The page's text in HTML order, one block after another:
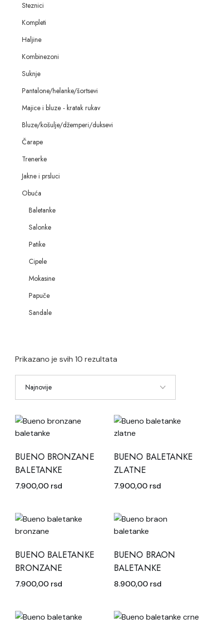
Prikazano je svih 10 rezultata
BUENO BRONZANE
BALETANKE
7.900,00 rsd
BUENO BALETANKE
ZLATNE
7.900,00 rsd
BUENO BALETANKE
BRONZANE
7.900,00 rsd
BUENO BRAON
BALETANKE
8.900,00 rsd
Steznici
Kompleti
Haljine
Kombinezoni
Suknje
Pantalone/helanke/šortsevi
Majice i bluze - kratak rukav
Bluze/košulje/džemperi/duksevi
Čarape
Trenerke
Jakne i prsluci
Obuća
Baletanke
Salonke
Patike
Cipele
Mokasine
Papuče
Sandale